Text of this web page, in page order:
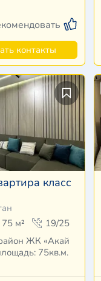
контакты
75 м²
19/25
ЖК «Акай
75кв.м.